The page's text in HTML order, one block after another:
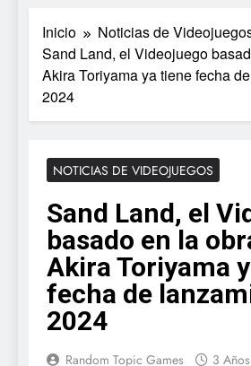
Inicio
Noticias de
Sand Land, el Videojuego
Akira Toriyama ya tiene fecha
2024
NOTICIAS DE VIDEOJUEGOS
Sand Land, el
basado en la
Akira Toriyama
fecha de
2024
Random Topic Games 3